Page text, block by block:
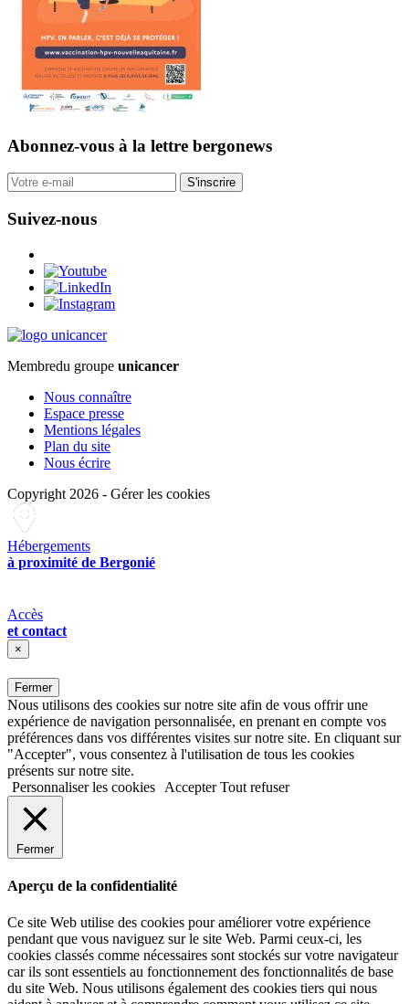
Abonnez-vous à la lettre bergonews
S'inscrire
Suivez-nous
Membredu groupe unicancer
Nous connaître
Espace presse
Mentions légales
Plan du site
Nous écrire
Copyright 2026 - Gérer les cookies
Hébergements
à proximité de Bergonié
Accès
et contact
×
Fermer
Nous utilisons des cookies sur notre site afin de vous offrir une
expérience de navigation personnalisée, en prenant en compte vos
préférences dans vos différentes visites sur notre site. En cliquant sur
"Accepter", vous consentez à l'utilisation de tous les cookies
présents sur notre site.
Personnaliser les cookies
Accepter Tout refuser
Fermer
Aperçu de la confidentialité
Ce site Web utilise des cookies pour améliorer votre expérience
pendant que vous naviguez sur le site Web. Parmi ceux-ci, les
cookies classés comme nécessaires sont stockés sur votre navigateur
car ils sont essentiels au fonctionnement des fonctionnalités de base
du site Web. Nous utilisons également des cookies tiers qui nous